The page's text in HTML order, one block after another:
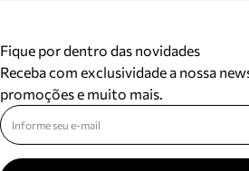
Fique por dentro das novidades
Receba com exclusividade a nossa
promoções e muito mais.